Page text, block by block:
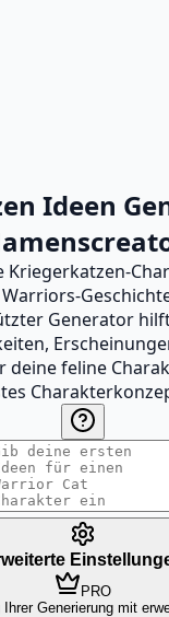
Ideen
Kriegerkatzen-
Generator
feline
PRO
Generierung mit